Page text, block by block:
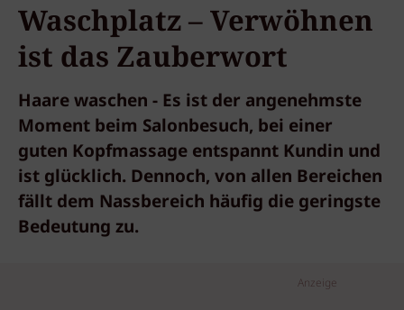
Waschplatz – Verwöhnen
ist das Zauberwort
Haare waschen - Es ist der angenehmste
Moment beim Salonbesuch, bei einer
guten Kopfmassage entspannt Kundin und
ist glücklich. Dennoch, von allen Bereichen
fällt dem Nassbereich häufig die geringste
Bedeutung zu.
Anzeige